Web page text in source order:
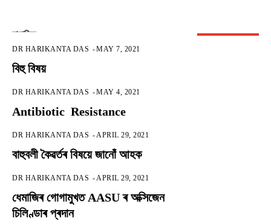
সামাজিক
DR HARIKANTA DAS -MAY 7, 2021
বিহু বিষয়
DR HARIKANTA DAS -MAY 4, 2021
Antibiotic Resistance
DR HARIKANTA DAS -APRIL 29, 2021
বাহুবলী কৈৱৰ্তৰ বিষয়ে জানোঁ আহক
DR HARIKANTA DAS -APRIL 29, 2021
ধেমাজিৰ গোগামুখত AASU ৰ অক্সিজেন
চিলিণ্ডাৰ প্ৰদান